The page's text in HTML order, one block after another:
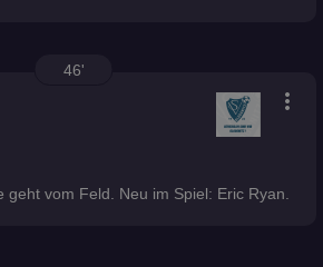
46'
more_vert
geht vom Feld. Neu im Spiel: Eric Ryan.